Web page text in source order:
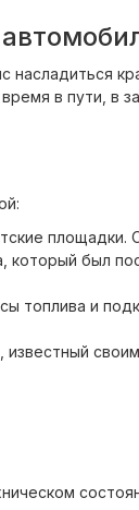
насладиться
в пути, в
площадки.
был
топлива и
известный